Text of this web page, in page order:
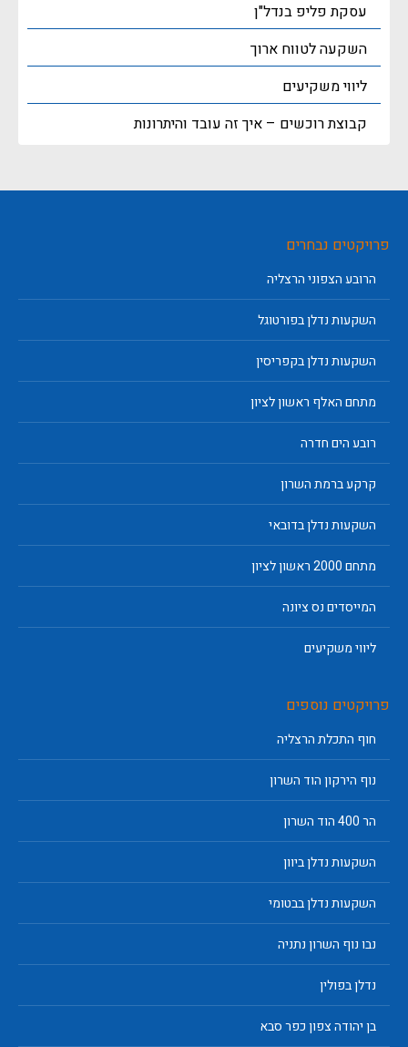
עסקת פליפ בנדל"ן
השקעה לטווח ארוך
ליווי משקיעים
קבוצת רוכשים – איך זה עובד והיתרונות
פרויקטים נבחרים
הרובע הצפוני הרצליה
השקעות נדלן בפורטוגל
השקעות נדלן בקפריסין
מתחם האלף ראשון לציון
רובע הים חדרה
קרקע ברמת השרון
השקעות נדלן בדובאי
מתחם 2000 ראשון לציון
המייסדים נס ציונה
ליווי משקיעים
פרויקטים נוספים
חוף התכלת הרצליה
נוף הירקון הוד השרון
הר 400 הוד השרון
השקעות נדלן ביוון
השקעות נדלן בבטומי
נבו נוף השרון נתניה
נדלן בפולין
בן יהודה צפון כפר סבא